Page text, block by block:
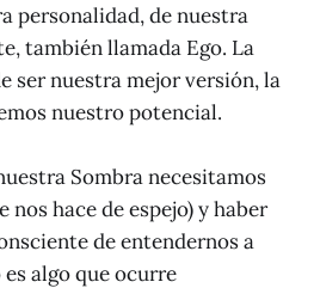
personalidad, de nuestra
también llamada Ego. La
ser nuestra mejor versión, la
nuestro potencial.
Sombra necesitamos
nos hace de espejo) y haber
de entendernos a
algo que ocurre